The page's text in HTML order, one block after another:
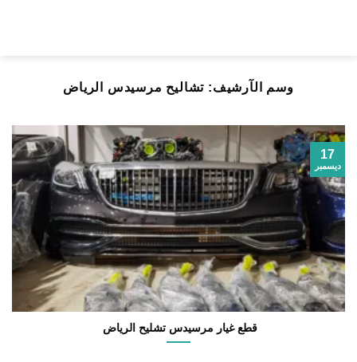
وسم الآرشيف: تشاليح مرسيدس الرياض
قطع غيار مرسيدس تشليح الرياض
17
ديسمبر